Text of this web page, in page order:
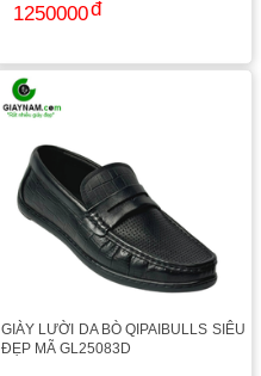
1250000
GIÀY LƯỜI DA BÒ QIPAIBULLS SIÊU
ĐẸP MÃ GL25083D